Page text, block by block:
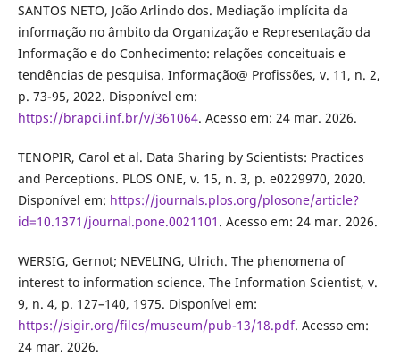
SANTOS NETO, João Arlindo dos. Mediação implícita da
informação no âmbito da Organização e Representação da
Informação e do Conhecimento: relações conceituais e
tendências de pesquisa. Informação@ Profissões, v. 11, n. 2,
p. 73-95, 2022. Disponível em:
https://brapci.inf.br/v/361064. Acesso em: 24 mar. 2026.
TENOPIR, Carol et al. Data Sharing by Scientists: Practices
and Perceptions. PLOS ONE, v. 15, n. 3, p. e0229970, 2020.
Disponível em: https://journals.plos.org/plosone/article?
id=10.1371/journal.pone.0021101 . Acesso em: 24 mar. 2026.
WERSIG, Gernot; NEVELING, Ulrich. The phenomena of
interest to information science. The Information Scientist, v.
9, n. 4, p. 127–140, 1975. Disponível em:
https://sigir.org/files/museum/pub-13/18.pdf. Acesso em:
24 mar. 2026.